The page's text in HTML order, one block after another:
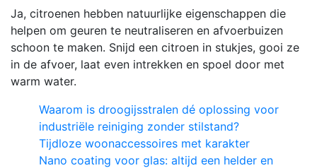
Ja, citroenen hebben natuurlijke eigenschappen die
helpen om geuren te neutraliseren en afvoerbuizen
schoon te maken. Snijd een citroen in stukjes, gooi ze
in de afvoer, laat even intrekken en spoel door met
warm water.
Waarom is droogijsstralen dé oplossing voor
industriële reiniging zonder stilstand?
Tijdloze woonaccessoires met karakter
Nano coating voor glas: altijd een helder en